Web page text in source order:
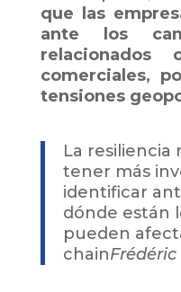
que las
ante los
relacionados
comerciales,
tensiones
La resiliencia
tener más
identificar
dónde están
pueden
chainFrédéric